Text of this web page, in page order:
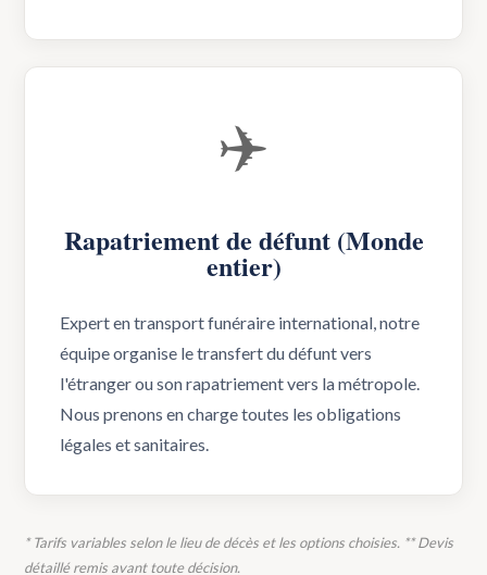
✈️
Rapatriement de défunt (Monde
entier)
Expert en transport funéraire international, notre
équipe organise le transfert du défunt vers
l'étranger ou son rapatriement vers la métropole.
Nous prenons en charge toutes les obligations
légales et sanitaires.
* Tarifs variables selon le lieu de décès et les options choisies. ** Devis
détaillé remis avant toute décision.